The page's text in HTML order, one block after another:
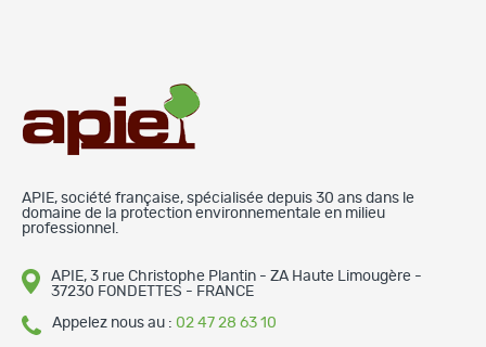
APIE, société française, spécialisée depuis 30 ans dans le
domaine de la protection environnementale en milieu
professionnel.
APIE, 3 rue Christophe Plantin - ZA Haute Limougère -
37230 FONDETTES - FRANCE
Appelez nous au : 02 47 28 63 10